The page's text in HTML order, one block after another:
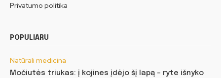
Privatumo politika
POPULIARU
Natūrali medicina
Močiutės triukas: į kojines įdėjo šį lapą – ryte išnyko